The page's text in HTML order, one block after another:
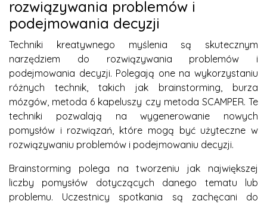
rozwiązywania problemów i
podejmowania decyzji
Techniki kreatywnego myślenia są skutecznym
narzędziem do rozwiązywania problemów i
podejmowania decyzji. Polegają one na wykorzystaniu
różnych technik, takich jak brainstorming, burza
mózgów, metoda 6 kapeluszy czy metoda SCAMPER. Te
techniki pozwalają na wygenerowanie nowych
pomysłów i rozwiązań, które mogą być użyteczne w
rozwiązywaniu problemów i podejmowaniu decyzji.
Brainstorming polega na tworzeniu jak największej
liczby pomysłów dotyczących danego tematu lub
problemu. Uczestnicy spotkania są zachęcani do